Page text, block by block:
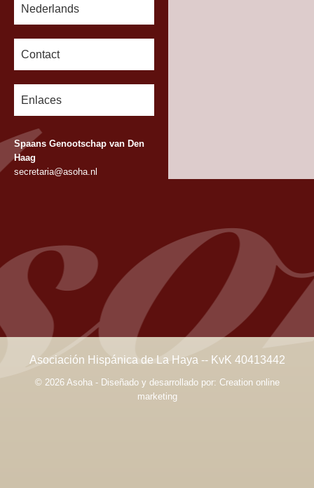
Nederlands
Contact
Enlaces
Spaans Genootschap van Den
Haag
secretaria@asoha.nl
Asociación Hispánica de La Haya -- KvK 40413442
© 2026 Asoha - Diseñado y desarrollado por: Creation online
marketing